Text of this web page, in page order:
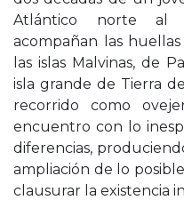
Atlántico norte al
acompañan las
las islas Malvinas, de
isla grande de Tierra
recorrido como
encuentro con lo
diferencias,
ampliación de lo
clausurar la existencia